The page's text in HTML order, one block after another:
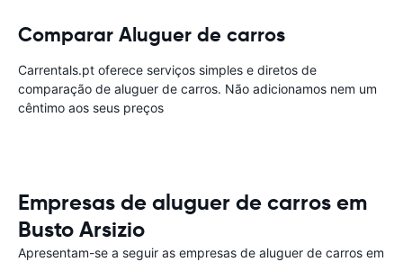
Comparar Aluguer de carros
Carrentals.pt oferece serviços simples e diretos de
comparação de aluguer de carros. Não adicionamos nem um
cêntimo aos seus preços
Empresas de aluguer de carros em
Busto Arsizio
Apresentam-se a seguir as empresas de aluguer de carros em